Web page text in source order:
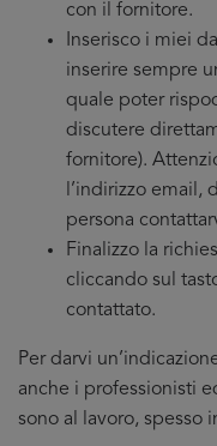
con il fornitore.
Inserisco i miei
inserire sempre
quale poter
discutere
fornitore).
l’indirizzo
persona
Finalizzo la
cliccando sul
contattato.
Per darvi
anche i professionisti
sono al lavoro, spesso